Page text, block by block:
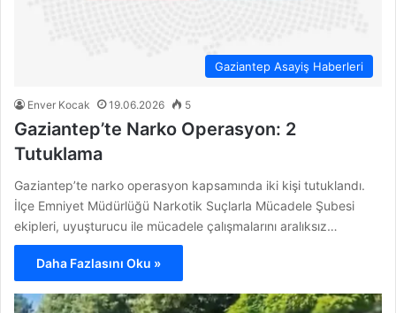
Gaziantep Asayiş Haberleri
Enver Kocak 19.06.2026 5
Gaziantep’te Narko Operasyon: 2
Tutuklama
Gaziantep’te narko operasyon kapsamında iki kişi tutuklandı.
İlçe Emniyet Müdürlüğü Narkotik Suçlarla Mücadele Şubesi
ekipleri, uyuşturucu ile mücadele çalışmalarını aralıksız…
Daha Fazlasını Oku »